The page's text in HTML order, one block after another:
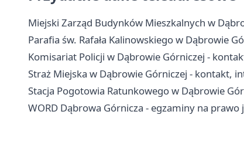
Miejski Zarząd Budynków Mieszkalnych w
Parafia św. Rafała Kalinowskiego w Dąbrowie
Komisariat Policji w Dąbrowie Górniczej -
Straż Miejska w Dąbrowie Górniczej - kontakt,
Stacja Pogotowia Ratunkowego w Dąbrowie
WORD Dąbrowa Górnicza - egzaminy na prawo